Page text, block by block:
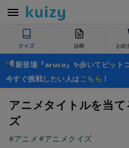
クイズ 診断 お絵
新登場『aruco』✨歩いてビット
今すぐ挑戦したい人はこちら ！
アニメタイトルを当
ズ
#アニメ #アニメクイズ